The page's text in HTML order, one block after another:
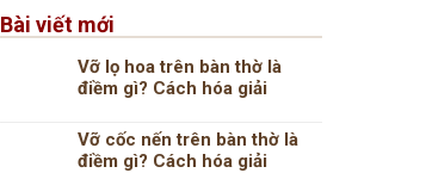
310.000₫.là:
250.000₫.
Bài viết mới
Vỡ lọ hoa trên bàn thờ là
điềm gì? Cách hóa giải
Vỡ cốc nến trên bàn thờ là
điềm gì? Cách hóa giải